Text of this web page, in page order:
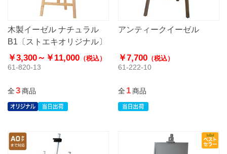
木製イーゼル ナチュラル
B1〔ストエキオリジナル〕
￥3,300～ ￥11,000 （税込）
61-820-13
全3商品
アンティークイーゼル
￥7,700（税込）
61-222-10
全1商品